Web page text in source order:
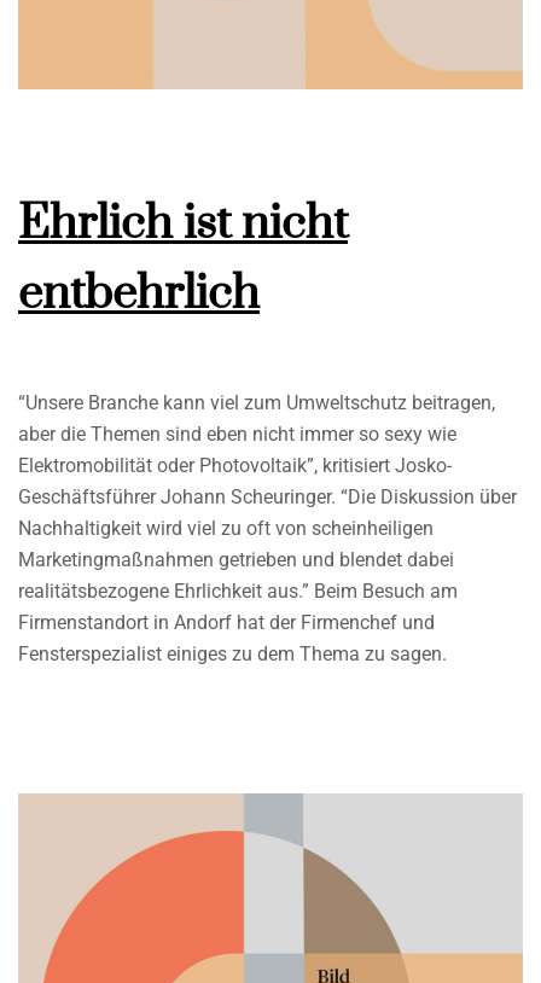
Ehrlich ist nicht
entbehrlich
“Unsere Branche kann viel zum Umweltschutz beitragen,
aber die Themen sind eben nicht immer so sexy wie
Elektromobilität oder Photovoltaik”, kritisiert Josko-
Geschäftsführer Johann Scheuringer. “Die Diskussion über
Nachhaltigkeit wird viel zu oft von scheinheiligen
Marketingmaßnahmen getrieben und blendet dabei
realitätsbezogene Ehrlichkeit aus.” Beim Besuch am
Firmenstandort in Andorf hat der Firmenchef und
Fensterspezialist einiges zu dem Thema zu sagen.